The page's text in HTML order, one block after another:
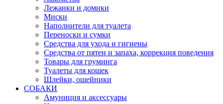
Лежанки и домики
Миски
Наполнители для туалета
Переноски и сумки
Средства для ухода и гигиены
Средства от пятен и запаха, коррекция поведения
Товары для груминга
Туалеты для кошек
Шлейки, ошейники
СОБАКИ
Амуниция и аксессуары